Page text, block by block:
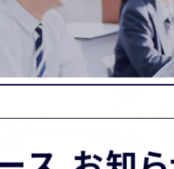
方へ
“好
探
ムー